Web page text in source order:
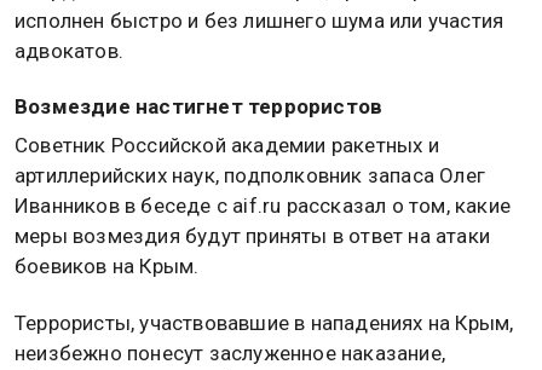
исполнен быстро и без лишнего шума или участия
адвокатов.
Возмездие настигнет террористов
Советник Российской академии ракетных и
артиллерийских наук, подполковник запаса Олег
Иванников в беседе с aif.ru рассказал о том, какие
меры возмездия будут приняты в ответ на атаки
боевиков на Крым.
Террористы, участвовавшие в нападениях на Крым,
неизбежно понесут заслуженное наказание,